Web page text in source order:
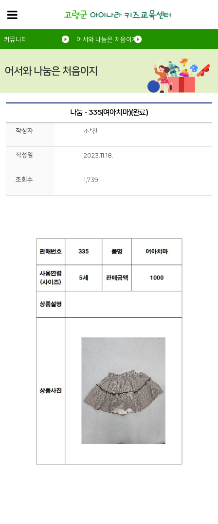
어서와 나눔은 처음이지
커뮤니티 어서와 나눔은 처음이지
나눔 - 335(여아치마)(완료)
작성자 조*진
작성일 2023.11.18.
조회수 1,739